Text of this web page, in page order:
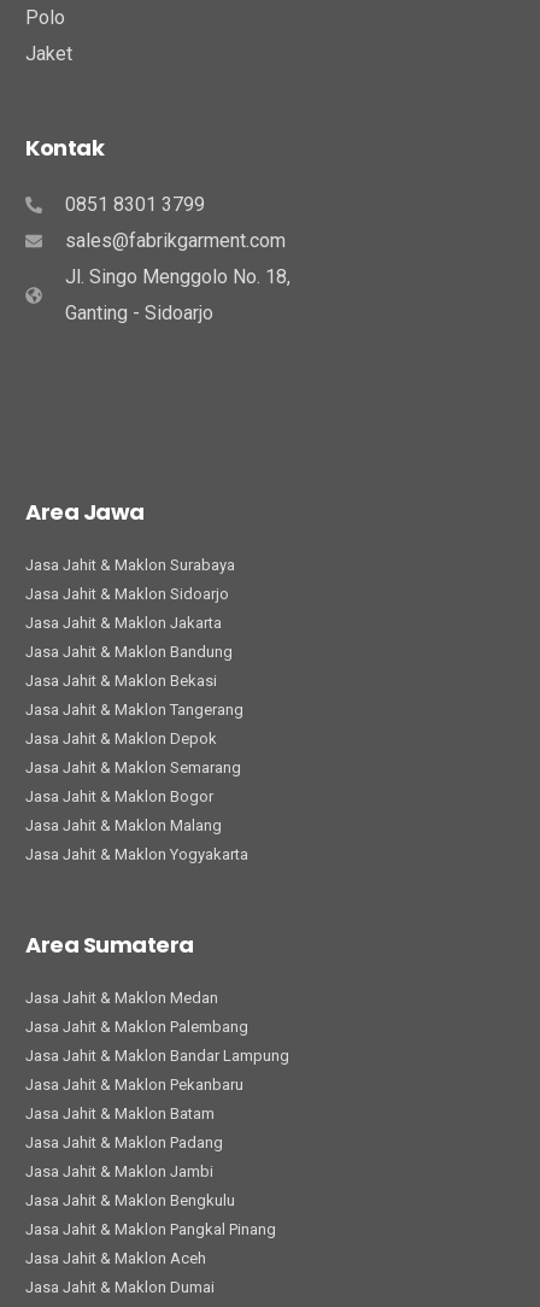
Polo
Jaket
Kontak
0851 8301 3799
sales@fabrikgarment.com
Jl. Singo Menggolo No. 18,
Ganting - Sidoarjo
Area Jawa
Jasa Jahit & Maklon Surabaya
Jasa Jahit & Maklon Sidoarjo
Jasa Jahit & Maklon Jakarta
Jasa Jahit & Maklon Bandung
Jasa Jahit & Maklon Bekasi
Jasa Jahit & Maklon Tangerang
Jasa Jahit & Maklon Depok
Jasa Jahit & Maklon Semarang
Jasa Jahit & Maklon Bogor
Jasa Jahit & Maklon Malang
Jasa Jahit & Maklon Yogyakarta
Area Sumatera
Jasa Jahit & Maklon Medan
Jasa Jahit & Maklon Palembang
Jasa Jahit & Maklon Bandar Lampung
Jasa Jahit & Maklon Pekanbaru
Jasa Jahit & Maklon Batam
Jasa Jahit & Maklon Padang
Jasa Jahit & Maklon Jambi
Jasa Jahit & Maklon Bengkulu
Jasa Jahit & Maklon Pangkal Pinang
Jasa Jahit & Maklon Aceh
Jasa Jahit & Maklon Dumai